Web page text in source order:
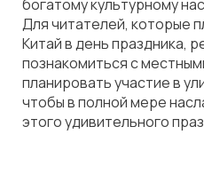
богатому культурному
Для читателей, которые
Китай в день праздника,
познакомиться с
планировать участие в
чтобы в полной мере
этого удивительного